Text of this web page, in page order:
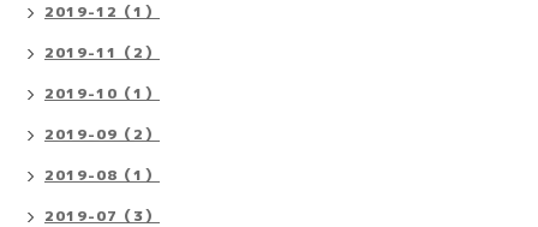
2019-12（1）
2019-11（2）
2019-10（1）
2019-09（2）
2019-08（1）
2019-07（3）